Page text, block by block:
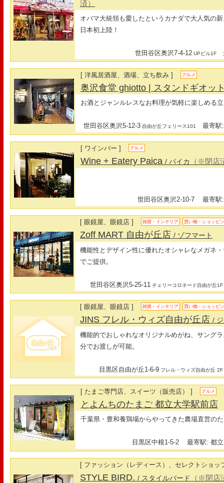
済）
オバマ大統領も愛したというカナダで大人気の
日本初上陸！
世田谷区奥沢7-4-12 UPビル1F
[ 洋風居酒屋、酒場、立ち飲み ] グルメ
奥沢食堂 ghiotto | スタンドギオッ
お酒とジャンルレスなお料理が気軽に楽しめる
世田谷区奥沢5-12-3 自由が丘フェリース101 最寄駅:
[ ワインバー ] グルメ
Wine + Eatery Paica/ パイカ （※閉店
世田谷区奥沢2-10-7 最寄駅:
[ 眼鏡屋、眼鏡店 ] 雑貨・インテリア 買い物・ショッピ
Zoff MART 自由が丘店/ ゾフマート
機能性とデザイン性に優れたオシャレなメガネ
でご提供。
世田谷区奥沢5-25-11 チェリーコロネード自由が丘1F
[ 眼鏡屋、眼鏡店 ] 雑貨・インテリア 買い物・ショッピ
JINS フレル・ウィズ自由が丘店/
機能的でおしゃれなオリジナルめがね、サング
分でお渡しが可能。
目黒区自由が丘1-6-9 フレル・ウィズ自由が丘 2F
[ たまご専門店、スイーツ（販売店） ] グルメ
とよんちのたまご 都立大学駅前店
千葉県・豊和養鶏場からやってきた農場直営の
目黒区中根1-5-2 最寄駅: 都立
[ ファッション（レディース）、セレクトショッ
STYLE BIRD./ スタイルバード （※閉店